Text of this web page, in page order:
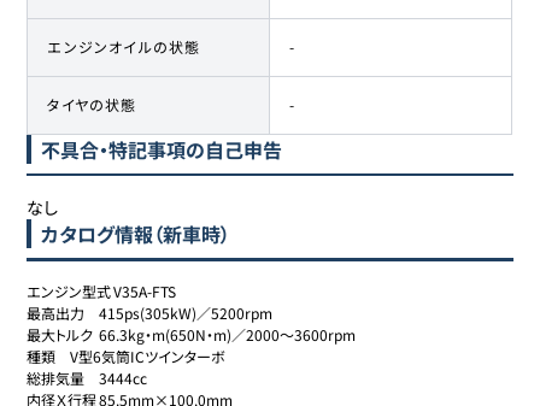
エンジンオイルの状態 -
タイヤの状態 -
不具合・特記事項の自己申告
なし
カタログ情報（新車時）
エンジン型式	V35A-FTS
最高出力	415ps(305kW)／5200rpm
最大トルク	66.3kg・m(650N・m)／2000～3600rpm
種類	V型6気筒ICツインターボ
総排気量	3444cc
内径Ｘ行程	85.5mm×100.0mm